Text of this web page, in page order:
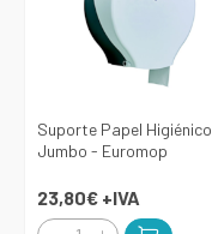
Suporte Papel Higiénico
Jumbo - Euromop
23,80€ +IVA